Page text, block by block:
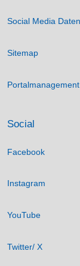
Social Media
Sitemap
Portalmanagement
Social
Facebook
Instagram
YouTube
Twitter/ X